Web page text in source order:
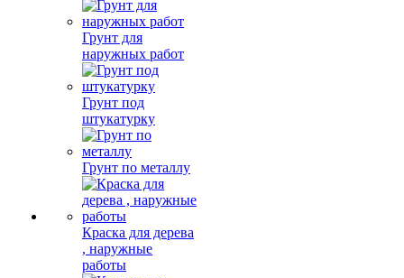
Грунт для
наружных работ
Грунт под
штукатурку
Грунт по металлу
Краска для дерева
, наружные
работы